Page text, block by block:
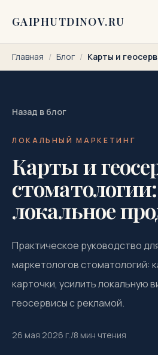
GAIPHUTDINOV.RU
Главная / Блог / Карты и
Назад в блог
ЛОКАЛЬНЫЙ МАРКЕТИНГ
Карты и
стоматологии:
локальное
Практическое руководство
маркетологов стоматологий:
карточки, усилить локальную
геосервисы с рекламой.
26 мая 2026 г./8 мин чтения